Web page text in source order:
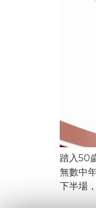
踏入50
無數中
下半場